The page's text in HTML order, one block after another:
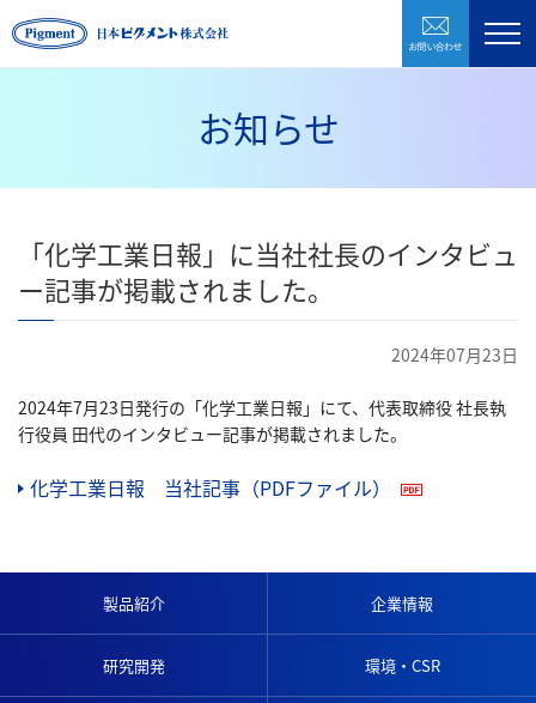
製品紹介
採用情報
株式会社日本ピグメントホールディングス
CLOSE
お知らせ
「化学工業日報」に当社社長のインタビュ
ー記事が掲載されました。
2024年07月23日
2024年7月23日発行の「化学工業日報」にて、代表取締役 社長執
行役員 田代のインタビュー記事が掲載されました。
化学工業日報 当社記事（PDFファイル）
製品紹介 企業情報
研究開発 環境・CSR